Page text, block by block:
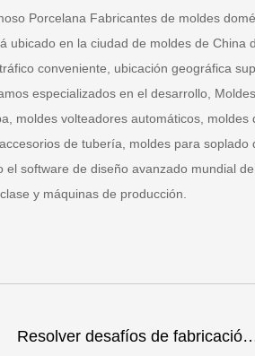
Porcelana Fabricantes de moldes
ubicado en la ciudad de moldes de China
conveniente, ubicación geográfica
especializados en el desarrollo,
moldes volteadores automáticos, moldes
de tubería, moldes para soplado
software de diseño avanzado mundial de
y máquinas de producción.
Resolver desafíos de fabricación clave a través de la aparición de moho de envasado médico